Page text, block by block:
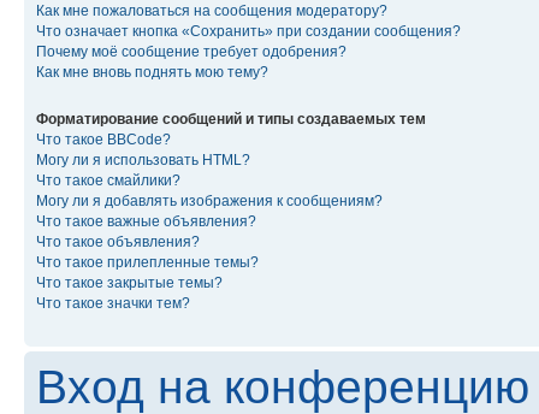
Как мне пожаловаться на сообщения модератору?
Что означает кнопка «Сохранить» при создании сообщения?
Почему моё сообщение требует одобрения?
Как мне вновь поднять мою тему?
Форматирование сообщений и типы создаваемых тем
Что такое BBCode?
Могу ли я использовать HTML?
Что такое смайлики?
Могу ли я добавлять изображения к сообщениям?
Что такое важные объявления?
Что такое объявления?
Что такое прилепленные темы?
Что такое закрытые темы?
Что такое значки тем?
Вход на конференцию